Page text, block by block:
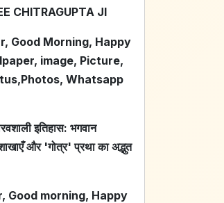
CHITRAGUPTA JI
Good Morning, Happy
image, Picture,
Whatsapp
इतिहास: भगवान
और 'गोत्र' प्रथा का अद्भुत
Good morning, Happy